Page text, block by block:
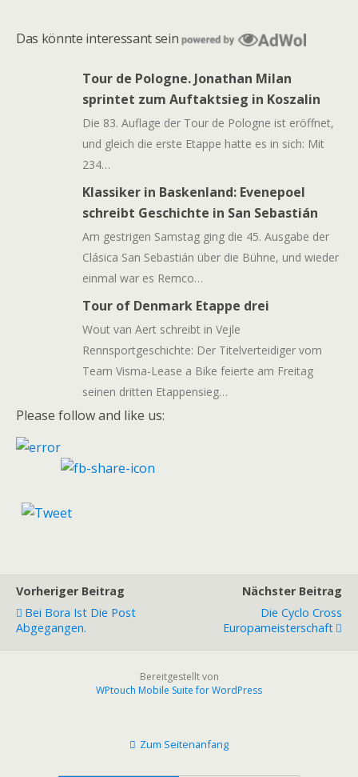
Das könnte interessant sein
Tour de Pologne. Jonathan Milan
sprintet zum Auftaktsieg in Koszalin
Die 83. Auflage der Tour de Pologne ist eröffnet,
und gleich die erste Etappe hatte es in sich: Mit
234…
Klassiker in Baskenland: Evenepoel
schreibt Geschichte in San Sebastián
Am gestrigen Samstag ging die 45. Ausgabe der
Clásica San Sebastián über die Bühne, und wieder
einmal war es Remco…
Tour of Denmark Etappe drei
Wout van Aert schreibt in Vejle
Rennsportgeschichte: Der Titelverteidiger vom
Team Visma-Lease a Bike feierte am Freitag
seinen dritten Etappensieg…
Please follow and like us:
Vorheriger Beitrag
Bei Bora Ist Die Post
Abgegangen.
Nächster Beitrag
Die Cyclo Cross
Europameisterschaft
Bereitgestellt von
WPtouch Mobile Suite for WordPress
Zum Seitenanfang